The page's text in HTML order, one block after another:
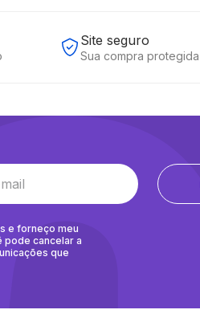
Site seguro
Sua compra protegida
e forneço meu
pode cancelar a
que